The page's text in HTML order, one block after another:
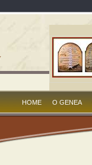
HOME O GENEA